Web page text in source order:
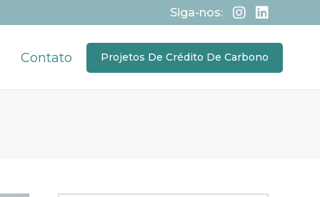
Siga-nos:
Contato Projetos De Crédito De Carbono